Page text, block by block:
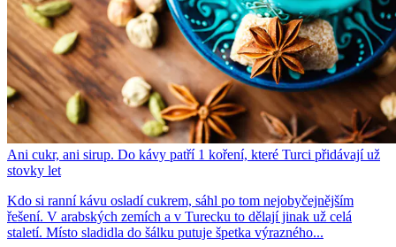
Ani cukr, ani sirup. Do kávy patří 1 koření, které Turci přidávají už
stovky let
Kdo si ranní kávu osladí cukrem, sáhl po tom nejobyčejnějším
řešení. V arabských zemích a v Turecku to dělají jinak už celá
staletí. Místo sladidla do šálku putuje špetka výrazného...